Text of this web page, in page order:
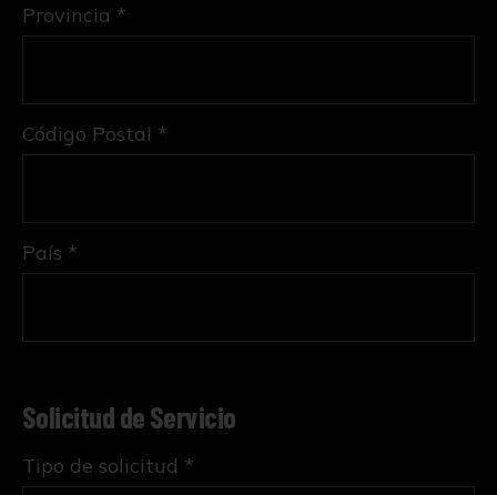
Provincia *
Código Postal *
País *
Solicitud de Servicio
Tipo de solicitud *